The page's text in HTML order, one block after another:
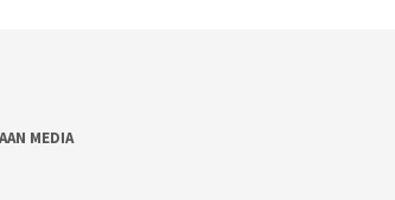
MEDIA